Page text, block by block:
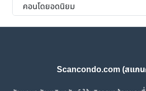
คอนโดยอดนิยม
Scancondo.com (สแกน